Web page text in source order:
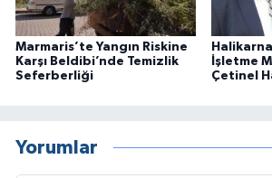
Marmaris’te Yangın Riskine
Karşı Beldibi’nde Temizlik
Seferberliği
İşletme
Çetinel
Yorumlar